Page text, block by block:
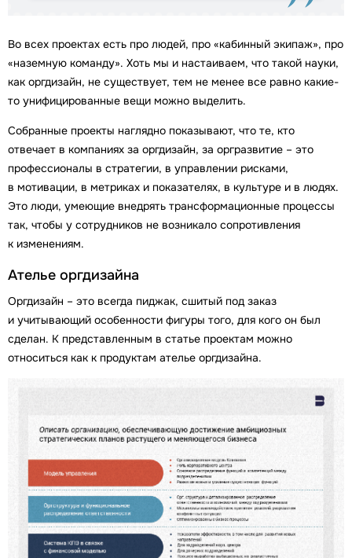
Во всех проектах есть про людей, про «кабинный экипаж», про
«наземную команду». Хоть мы и настаиваем, что такой науки,
как оргдизайн, не существует, тем не менее все равно какие-
то унифицированные вещи можно выделить.
Собранные проекты наглядно показывают, что те, кто
отвечает в компаниях за оргдизайн, за оргразвитие – это
профессионалы в стратегии, в управлении рисками,
в мотивации, в метриках и показателях, в культуре и в людях.
Это люди, умеющие внедрять трансформационные процессы
так, чтобы у сотрудников не возникало сопротивления
к изменениям.
Ателье оргдизайна
Оргдизайн – это всегда пиджак, сшитый под заказ
и учитывающий особенности фигуры того, для кого он был
сделан. К представленным в статье проектам можно
относиться как к продуктам ателье оргдизайна.